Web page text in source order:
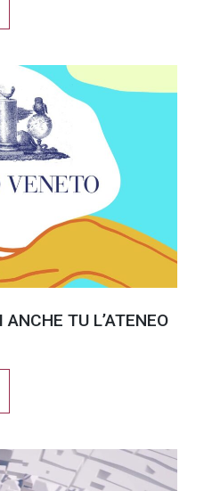
TU L’ATENEO